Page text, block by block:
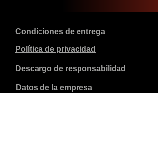
Condiciones de entrega
Política de privacidad
Descargo de responsabilidad
Datos de la empresa